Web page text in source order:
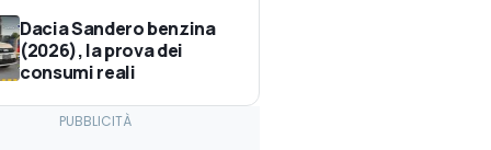
Dacia Sandero benzina
(2026), la prova dei
consumi reali